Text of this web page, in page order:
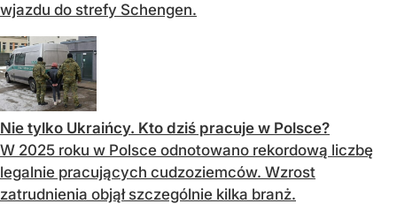
wjazdu do strefy Schengen.
Nie tylko Ukraińcy. Kto dziś pracuje w Polsce?
W 2025 roku w Polsce odnotowano rekordową liczbę
legalnie pracujących cudzoziemców. Wzrost
zatrudnienia objął szczególnie kilka branż.